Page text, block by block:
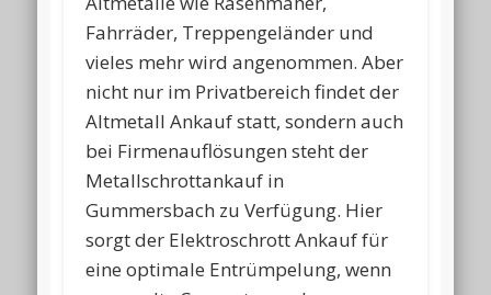
Fahrräder, Treppengeländer und
vieles mehr wird angenommen. Aber
nicht nur im Privatbereich findet der
Altmetall Ankauf statt, sondern auch
bei Firmenauflösungen steht der
Metallschrottankauf in
Gummersbach zu Verfügung. Hier
sorgt der Elektroschrott Ankauf für
eine optimale Entrümpelung, wenn